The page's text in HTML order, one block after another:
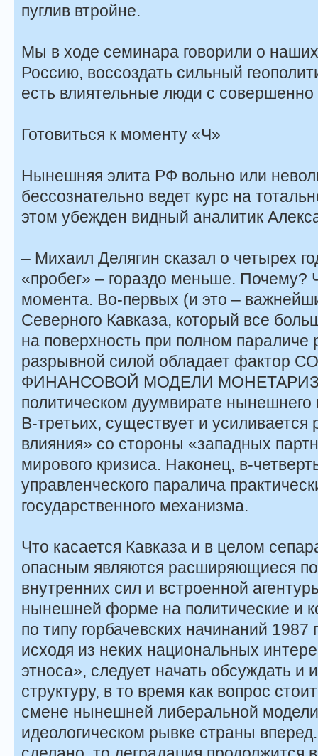
пуглив втройне.
Мы в ходе семинара говорили о
Россию, воссоздать сильный
есть влиятельные люди с
Готовиться к моменту «Ч»
Нынешняя элита РФ вольно или
бессознательно ведет курс на
этом убежден видный аналитик
– Михаил Делягин сказал о четырех
«пробег» – гораздо меньше.
момента. Во-первых (и это –
Северного Кавказа, который все
на поверхность при полном параличе
разрывной силой обладает фактор
ФИНАНСОВОЙ МОДЕЛИ
политическом дуумвирате нынешнего
В-третьих, существует и усиливается
влияния» со стороны «западных
мирового кризиса. Наконец, в-
управленческого паралича
государственного механизма.
Что касается Кавказа и в целом
опасным являются расширяющиеся
внутренних сил и встроенной
нынешней форме на политические и
по типу горбачевских начинаний 1987
исходя из неких национальных
этноса», следует начать обсуждать
структуру, в то время как вопрос
смене нынешней либеральной
идеологическом рывке страны